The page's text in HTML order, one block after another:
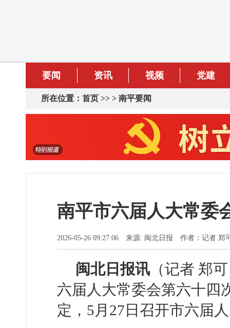
要闻 资讯 视频 党建
所在位置： 首页 >> > 南平要闻
南平市六届人大常委
2026-05-26 09:27:06 来源: 闽北日报 作者：记者 郑
闽北日报讯 （记者 郑
六届人大常委会第六十四
定，5月27日召开市六届